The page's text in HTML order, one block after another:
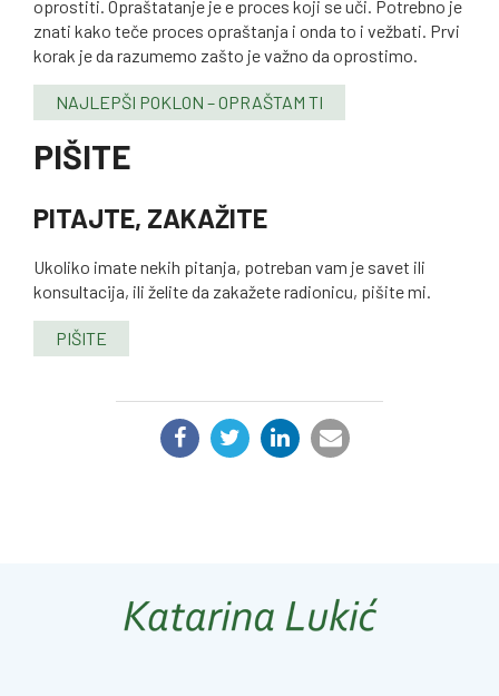
oprostiti. Opraštatanje je e proces koji se uči. Potrebno je
znati kako teče proces opraštanja i onda to i vežbati. Prvi
korak je da razumemo zašto je važno da oprostimo.
NAJLEPŠI POKLON – OPRAŠTAM TI
PIŠITE
PITAJTE, ZAKAŽITE
Ukoliko imate nekih pitanja, potreban vam je savet ili
konsultacija, ili želite da zakažete radionicu, pišite mi.
PIŠITE
PODELI: